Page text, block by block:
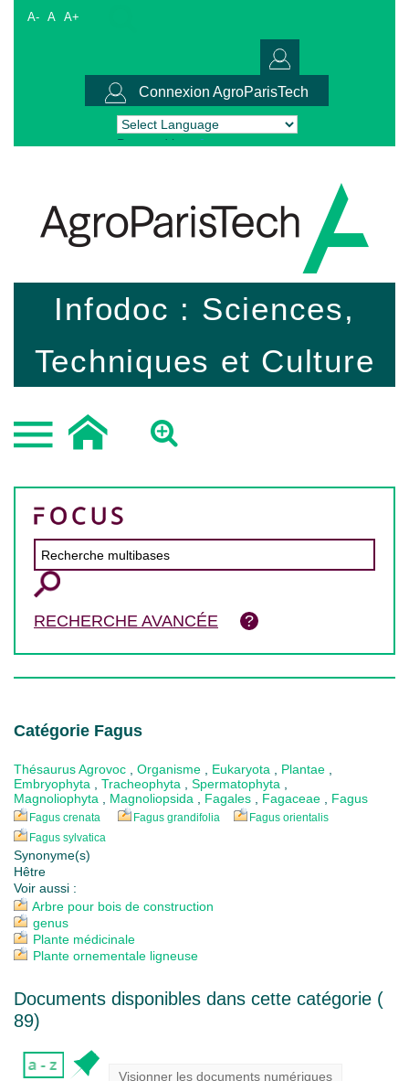
A- A A+
Connexion AgroParisTech
Powered by Translate
Infodoc : Sciences,
Techniques et Culture
RECHERCHE AVANCÉE
Catégorie Fagus
Thésaurus Agrovoc Organisme Eukaryota Plantae
Embryophyta
Tracheophyta Spermatophyta
Magnoliophyta
Magnoliopsida Fagales Fagaceae Fagus
Fagus crenata Fagus grandifolia
Fagus orientalis
Fagus sylvatica
Synonyme(s)
Hêtre
Voir aussi :
Arbre pour bois de construction
genus
Plante médicinale
Plante ornementale ligneuse
Documents disponibles dans cette catégorie (
89)
Visionner les documents numériques